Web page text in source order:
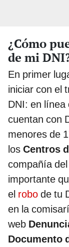
¿Cómo
de mi
En primer
iniciar con el
DNI: en línea
cuentan con
menores de
los Centros
compañía
importante
el robo de tu
en la
web
Documento